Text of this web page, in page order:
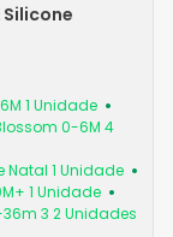
Silicone
1 Unidade
0-6M 4
1 Unidade
1 Unidade
3 2 Unidades